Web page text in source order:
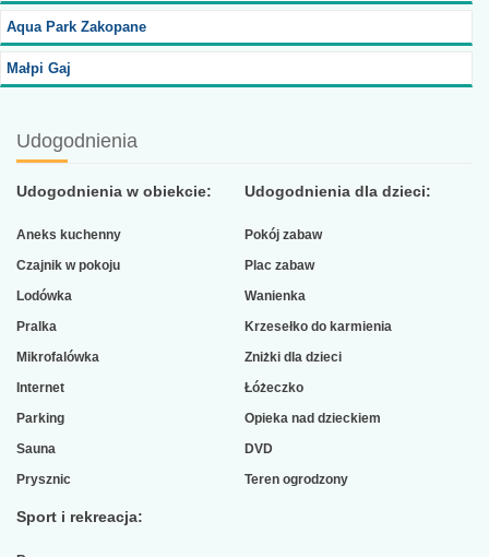
Aqua Park Zakopane
Małpi Gaj
Udogodnienia
Udogodnienia w obiekcie:
Aneks kuchenny
Czajnik w pokoju
Lodówka
Pralka
Mikrofalówka
Internet
Parking
Sauna
Prysznic
Udogodnienia dla dzieci:
Pokój zabaw
Plac zabaw
Wanienka
Krzesełko do karmienia
Zniżki dla dzieci
Łóżeczko
Opieka nad dzieckiem
DVD
Teren ogrodzony
Sport i rekreacja: